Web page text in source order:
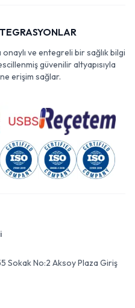
ve entegreli bir sağlık bilgi
güvenilir altyapısıyla
erişim sağlar.
Sokak No:2 Aksoy Plaza Giriş